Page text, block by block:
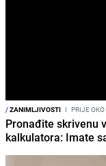
/ZANIMLJIVOSTI I PRIJE
Pronađite skrivenu
kalkulatora: Imate